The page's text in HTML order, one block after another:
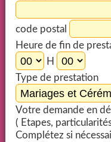
code postal
Heure de fin de
H
Type de prestation
Votre demande en
( Etapes,
Complétez si